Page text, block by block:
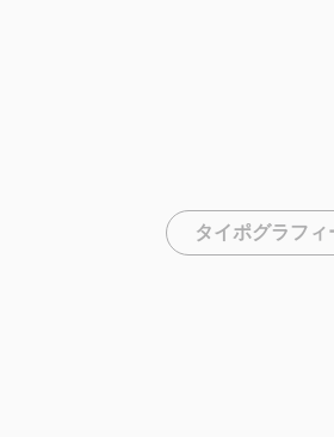
タイポグラフィ